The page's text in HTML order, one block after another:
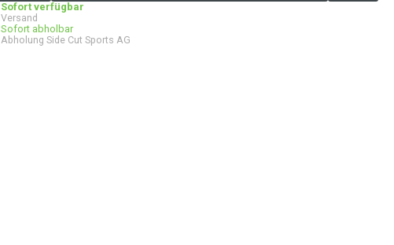
Sofort verfügbar
Versand
Sofort abholbar
Abholung Side Cut Sports AG